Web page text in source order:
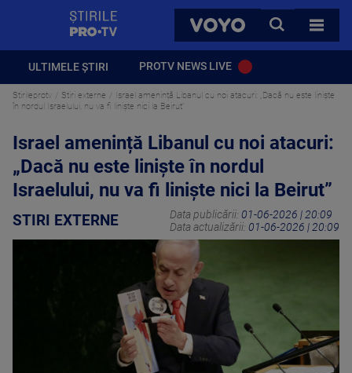
VOYO
CAUTA
TOATE
ULTIMELE ȘTIRI PROTV NEWS LIVE
Stirileprotv Stiri externe
Israel amenință Libanul cu noi atacuri: „Dacă nu este liniște
în nordul Israelului, nu va fi liniște nici la Beirut”
Israel amenință Libanul cu noi atacuri:
„Dacă nu este liniște în nordul
Israelului, nu va fi liniște nici la Beirut”
STIRI EXTERNE Data publicării: 01-06-2026 | 20:09
Data actualizării: 01-06-2026 | 20:09